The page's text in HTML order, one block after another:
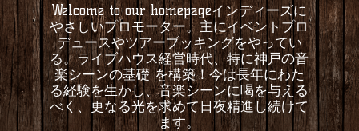
Welcome to our homepageインディーズに
やさしいプロモーター。主にイベントプロ
デュースやツアーブッキングをやってい
る。ライブハウス経営時代、特に神戸の音
楽シーンの基礎 を構築！今は長年にわた
る経験を生かし、音楽シーンに喝を与える
べく、更なる光を求めて日夜精進し続けて
ます。